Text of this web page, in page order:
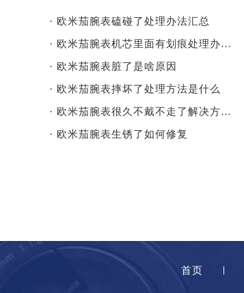
· 欧米茄腕表磕碰了处理办法汇总
· 欧米茄腕表机芯里面有划痕处理办法详解
· 欧米茄腕表脏了是啥原因
· 欧米茄腕表摔坏了处理方法是什么
· 欧米茄腕表很久不戴不走了解决方法是什么
· 欧米茄腕表生锈了如何修复
首页